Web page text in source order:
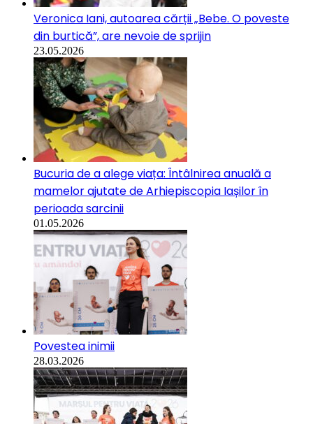
Veronica Iani, autoarea cărții „Bebe. O poveste
din burtică”, are nevoie de sprijin
23.05.2026
Bucuria de a alege viața: Întâlnirea anuală a
mamelor ajutate de Arhiepiscopia Iașilor în
perioada sarcinii
01.05.2026
Povestea inimii
28.03.2026